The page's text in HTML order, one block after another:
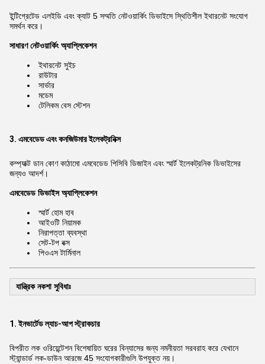
ইন্টিগ্রেটেড এলইডি এবং ক্যাট 5 সম্মতি নেটওয়ার্কিং ডিভাইসে স্থিতিশীল ইথারনেট সংযোগ
সমর্থন করে।
সাধারণ নেটওয়ার্কিং অ্যাপ্লিকেশন
ইথারনেট সুইচ
রাউটার
সার্ভার
মডেম
টেলিকম বেস স্টেশন
3. এমবেডেড এবং কনজিউমার ইলেকট্রনিক্স
কম্প্যাক্ট ডান কোণ কাঠামো এমবেডেড পিসিবি ডিজাইন এবং স্মার্ট ইলেকট্রনিক ডিভাইসের
জন্যও আদর্শ।
এমবেডেড ডিভাইস অ্যাপ্লিকেশন
স্মার্ট হোম হাব
আইওটি নিয়ামক
নিরাপত্তা ব্যবস্থা
সেট-টপ বক্স
পিওএস টার্মিনাল
যান্ত্রিক নকশা সুবিধাঃ
1. ইনভার্টেড ল্যাচ-আপ স্ট্রাকচার
বিপরীত লক ওরিয়েন্টেশন বিশেষায়িত ঘরের বিন্যাসের জন্য নমনীয়তা সরবরাহ করে যেখানে
স্ট্যান্ডার্ড লক-ডাউন আরজে 45 সংযোগকারীগুলি উপযুক্ত নয়।